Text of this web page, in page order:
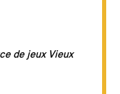
de jeux Vieux